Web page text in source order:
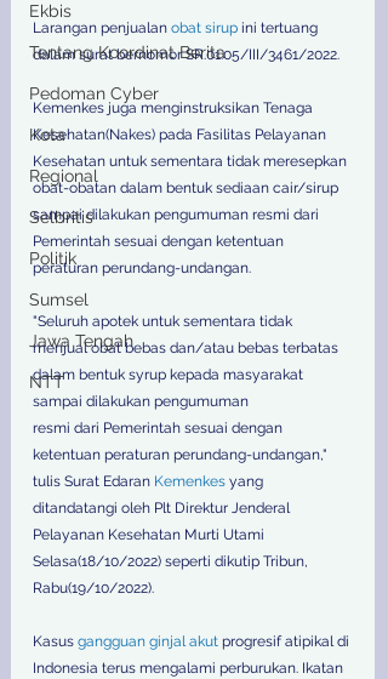
Ekbis
Tentang Koordinat Berita
Pedoman Cyber
Kota
Regional
Selbritis
Politik
Sumsel
Jawa Tengah
NTT
Larangan penjualan obat sirup ini tertuang
dalam surat bernomor SR.01.05/III/3461/2022.
Kemenkes juga menginstruksikan Tenaga
Kesehatan(Nakes) pada Fasilitas Pelayanan
Kesehatan untuk sementara tidak meresepkan
obat-obatan dalam bentuk sediaan cair/sirup
sampai dilakukan pengumuman resmi dari
Pemerintah sesuai dengan ketentuan
peraturan perundang-undangan.
"Seluruh apotek untuk sementara tidak
menjual obat bebas dan/atau bebas terbatas
dalam bentuk syrup kepada masyarakat
sampai dilakukan pengumuman
resmi dari Pemerintah sesuai dengan
ketentuan peraturan perundang-undangan,"
tulis Surat Edaran Kemenkes yang
ditandatangi oleh Plt Direktur Jenderal
Pelayanan Kesehatan Murti Utami
Selasa(18/10/2022) seperti dikutip Tribun,
Rabu(19/10/2022).
Kasus gangguan ginjal akut progresif atipikal di
Indonesia terus mengalami perburukan. Ikatan